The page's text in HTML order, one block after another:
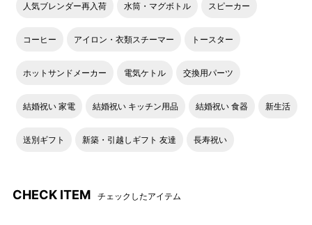
人気ブレンダー再入荷 水筒・マグボトル スピーカー
コーヒー アイロン・衣類スチーマー トースター
ホットサンドメーカー 電気ケトル 交換用パーツ
結婚祝い 家電 結婚祝い キッチン用品 結婚祝い 食器 新生活
送別ギフト 新築・引越しギフト 友達 長寿祝い
CHECK ITEM チェックしたアイテム